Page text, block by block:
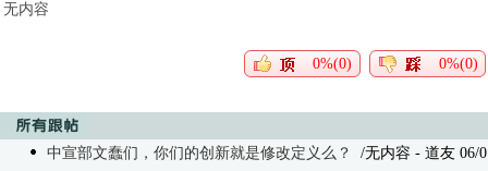
无内容
0%(0) 0%(0)
中宣部文蠢们，你们的创新就是修改定义么？
/无内容 - 道友 06/